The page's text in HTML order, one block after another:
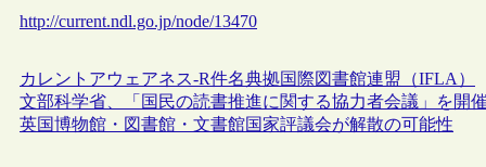
http://current.ndl.go.jp/node/13470
カレントアウェアネス-R件名典拠国際図書館連盟（IFLA）
文部科学省、「国民の読書推進に関する協力者会議」を開
英国博物館・図書館・文書館国家評議会が解散の可能性